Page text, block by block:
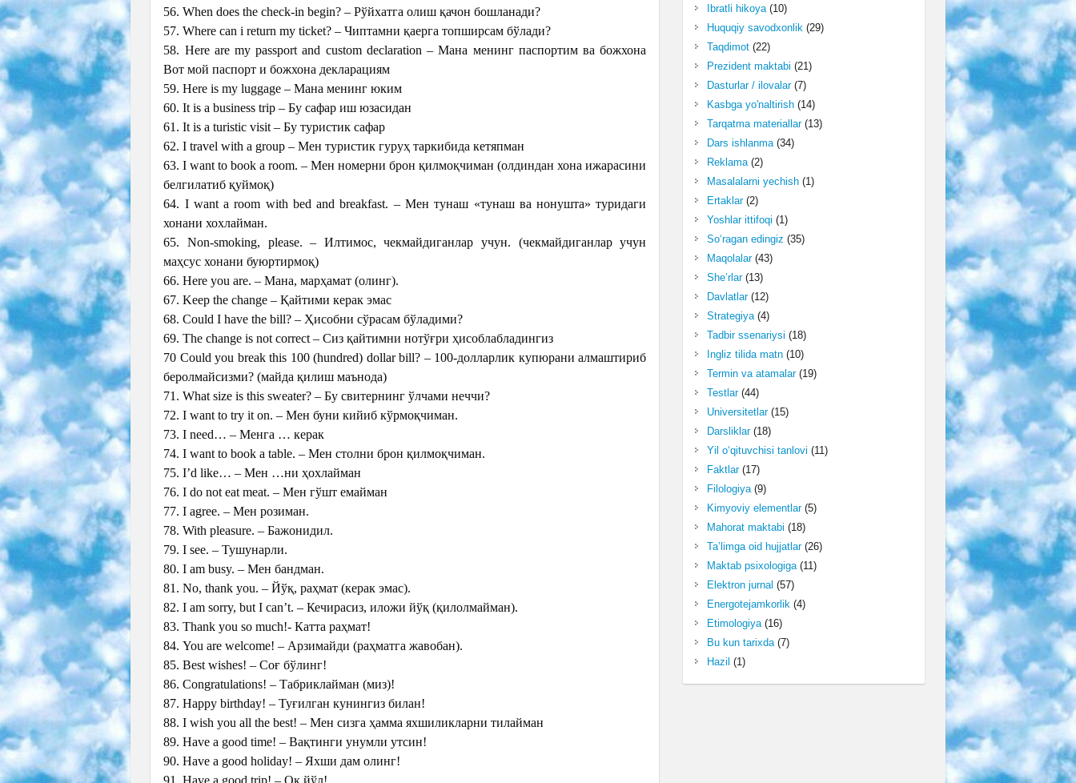
56. When does the check-in begin? – Рўйхатга олиш қачон бошланади?
57. Where can i return my ticket? – Чиптамни қаерга топширсам бўлади?
58. Here are my passport and custom declaration – Мана менинг паспортим ва божхона
Вот мой паспорт и божхона декларациям
59. Here is my luggage – Мана менинг юким
60. It is a business trip – Бу сафар иш юзасидан
61. It is a turistic visit – Бу туристик сафар
62. I travel with a group – Мен туристик гуруҳ таркибида кетяпман
63. I want to book a room. – Мен номерни брон қилмоқчиман (олдиндан хона ижарасини
белгилатиб қуймоқ)
64. I want a room with bed and breakfast. – Мен тунаш «тунаш ва нонушта» туридаги
хонани хохлайман.
65. Non-smoking, please. – Илтимос, чекмайдиганлар учун. (чекмайдиганлар учун
маҳсус хонани буюртирмоқ)
66. Here you are. – Мана, марҳамат (олинг).
67. Keep the change – Қайтими керак эмас
68. Could I have the bill? – Ҳисобни сўрасам бўладими?
69. The сhange is not correct – Сиз қайтимни нотўғри ҳисоблабладингиз
70 Could you break this 100 (hundred) dollar bill? – 100-долларлик купюрани алмаштириб
беролмайсизми? (майда қилиш маънода)
71. What size is this sweater? – Бу свитернинг ўлчами неччи?
72. I want to try it on. – Мен буни кийиб кўрмоқчиман.
73. I need… – Менга … керак
74. I want to book a table. – Мен столни брон қилмоқчиман.
75. I’d like… – Мен …ни ҳохлайман
76. I do not eat meat. – Мен гўшт емайман
77. I agree. – Мен розиман.
78. With pleasure. – Бажонидил.
79. I see. – Тушунарли.
80. I am busy. – Мен бандман.
81. No, thank you. – Йўқ, раҳмат (керак эмас).
82. I am sorry, but I can’t. – Кечирасиз, иложи йўқ (қилолмайман).
83. Thank you so much!- Катта раҳмат!
84. You are welcome! – Арзимайди (раҳматга жавобан).
85. Best wishes! – Соғ бўлинг!
86. Congratulations! – Табриклайман (миз)!
87. Happy birthday! – Туғилган кунингиз билан!
88. I wish you all the best! – Мен сизга ҳамма яхшиликларни тилайман
89. Have a good time! – Вақтинги унумли утсин!
90. Have a good holiday! – Яхши дам олинг!
91. Have a good trip! – Оқ йўл!
Ibratli hikoya(10)
Huquqiy savodxonlik(29)
Taqdimot(22)
Prezident maktabi (21)
Dasturlar / ilovalar(7)
Kasbga yo'naltirish(14)
Tarqatma materiallar(13)
Dars ishlanma(34)
Reklama(2)
Masalalarni yechish(1)
Ertaklar(2)
Yoshlar ittifoqi (1)
So‘ragan edingiz (35)
Maqolalar(43)
She’rlar(13)
Davlatlar(12)
Strategiya(4)
Tadbir ssenariysi (18)
Ingliz tilida matn(10)
Termin va atamalar(19)
Testlar(44)
Universitetlar(15)
Darsliklar(18)
Yil o‘qituvchisi tanlovi (11)
Faktlar(17)
Filologiya(9)
Kimyoviy elementlar(5)
Mahorat maktabi (18)
Ta’limga oid hujjatlar(26)
Maktab psixologiga(11)
Elektron jurnal (57)
Energotejamkorlik(4)
Etimologiya(16)
Bu kun tarixda(7)
Hazil (1)